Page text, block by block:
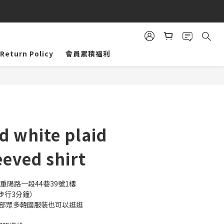
Return Policy 會員累積福利
white plaid
shirt
陽路一段44巷39號1樓
行3分鐘）
眾多韓國服裝也可以逛逛